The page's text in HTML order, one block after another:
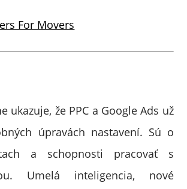
For Movers
ukazuje, že PPC a Google Ads už
úpravách nastavení. Sú o
a schopnosti pracovať s
Umelá inteligencia, nové